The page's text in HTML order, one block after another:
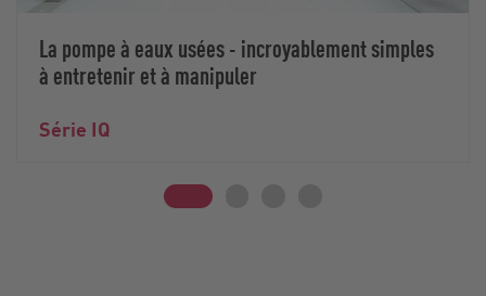
La pompe à eaux usées - incroyablement simples
à entretenir et à manipuler
Série IQ